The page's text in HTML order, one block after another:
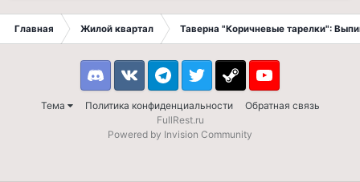
Главная Жилой квартал Таверна "Коричневые тарелки":
Тема Политика конфиденциальности Обратная связь
DiscordVK TelegramTwitter Steam Youtube
FullRest.ru
Powered by Invision Community